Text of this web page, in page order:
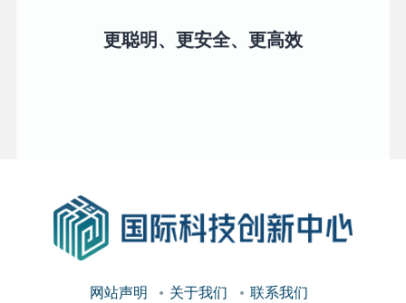
更聪明、更安全、更高效
网站声明 关于我们 联系我们